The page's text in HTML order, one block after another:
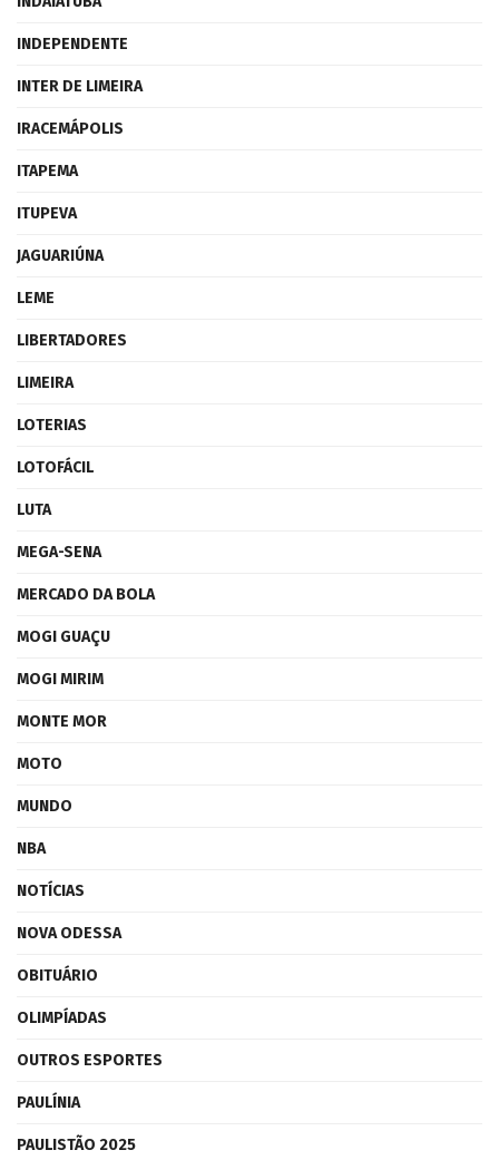
INDEPENDENTE
INTER DE LIMEIRA
IRACEMÁPOLIS
ITAPEMA
ITUPEVA
JAGUARIÚNA
LEME
LIBERTADORES
LIMEIRA
LOTERIAS
LOTOFÁCIL
LUTA
MEGA-SENA
MERCADO DA BOLA
MOGI GUAÇU
MOGI MIRIM
MONTE MOR
MOTO
MUNDO
NBA
NOTÍCIAS
NOVA ODESSA
OBITUÁRIO
OLIMPÍADAS
OUTROS ESPORTES
PAULÍNIA
PAULISTÃO 2025